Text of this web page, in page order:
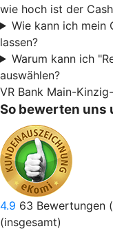
wie hoch ist der
Wie kann ich mein
lassen?
Warum kann ich
auswählen?
VR Bank Main-
So bewerten uns
4.9 63 Bewertungen
(insgesamt)